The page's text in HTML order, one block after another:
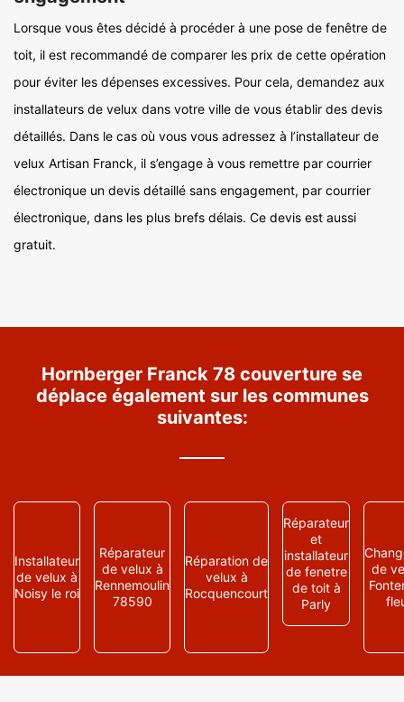
Lorsque vous êtes décidé à procéder à une pose de fenêtre de
toit, il est recommandé de comparer les prix de cette opération
pour éviter les dépenses excessives. Pour cela, demandez aux
installateurs de velux dans votre ville de vous établir des devis
détaillés. Dans le cas où vous vous adressez à l’installateur de
velux Artisan Franck, il s’engage à vous remettre par courrier
électronique un devis détaillé sans engagement, par courrier
électronique, dans les plus brefs délais. Ce devis est aussi
gratuit.
Hornberger Franck 78 couverture se
déplace également sur les communes
suivantes:
Installateur
de velux à
Noisy le roi
Réparateur
de velux à
Rennemoulin
78590
Réparation de
velux à
Rocquencourt
Réparateur
et
installateur
de fenetre
de toit à
Parly
de